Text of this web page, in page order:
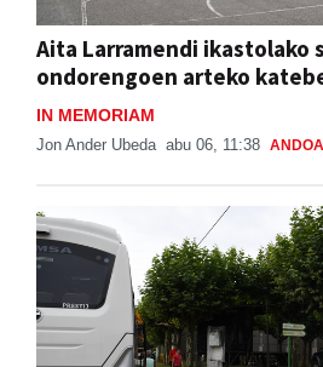
Aita Larramendi ikastolako
ondorengoen arteko
IN MEMORIAM
Jon Ander Ubeda abu 06, 11:38